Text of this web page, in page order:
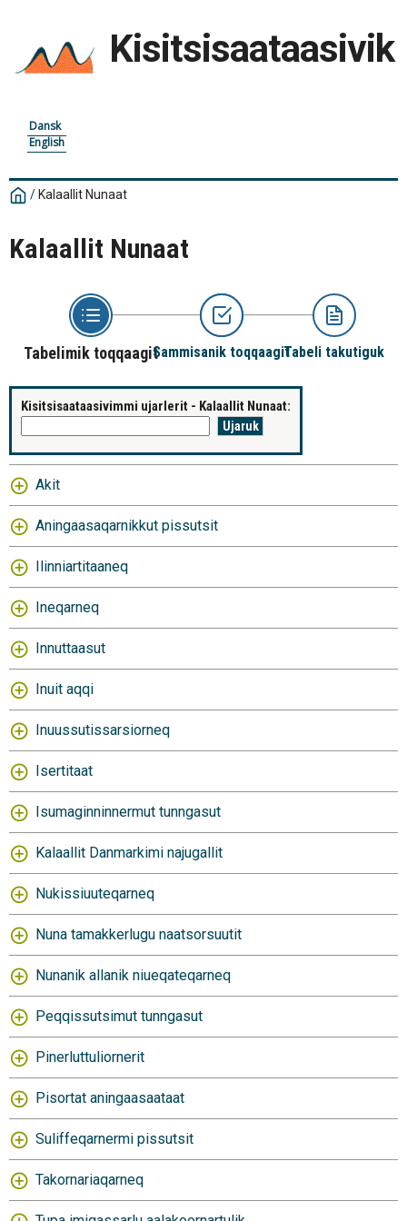
Kisitsisaataasivik
Dansk
English
/ Kalaallit Nunaat
Kalaallit Nunaat
Tabelimik toqqaagitSammisanik toqqaagitTabeli takutiguk
Kisitsisaataasivimmi ujarlerit - Kalaallit Nunaat:
Akit
Aningaasaqarnikkut pissutsit
Ilinniartitaaneq
Ineqarneq
Innuttaasut
Inuit aqqi
Inuussutissarsiorneq
Isertitaat
Isumaginninnermut tunngasut
Kalaallit Danmarkimi najugallit
Nukissiuuteqarneq
Nuna tamakkerlugu naatsorsuutit
Nunanik allanik niueqateqarneq
Peqqissutsimut tunngasut
Pinerluttuliornerit
Pisortat aningaasaataat
Suliffeqarnermi pissutsit
Takornariaqarneq